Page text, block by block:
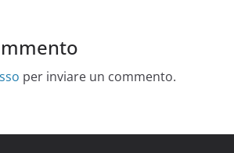
per inviare un commento.